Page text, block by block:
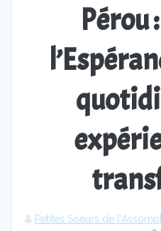
Pérou
Petites Soeurs de